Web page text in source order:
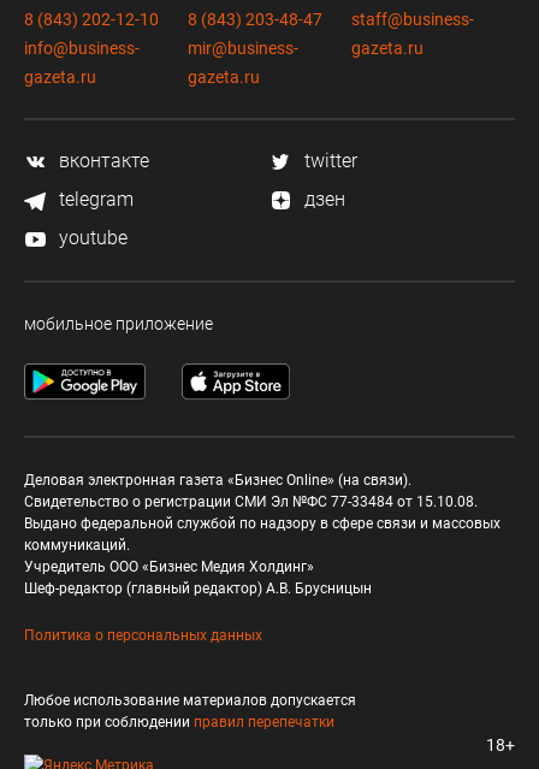
8 (843) 202-12-10
info@business-
gazeta.ru
8 (843) 203-48-47
mir@business-
gazeta.ru
staff@business-
gazeta.ru
вконтакте
twitter
telegram
дзен
youtube
мобильное приложение
Деловая электронная газета «Бизнес Online» (на связи).
Свидетельство о регистрации СМИ Эл №ФС 77-33484 от 15.10.08.
Выдано федеральной службой по надзору в сфере связи и массовых
коммуникаций.
Учредитель ООО «Бизнес Медия Холдинг»
Шеф-редактор (главный редактор) А.В. Брусницын
Политика о персональных данных
Любое использование материалов допускается
только при соблюдении правил перепечатки
18+